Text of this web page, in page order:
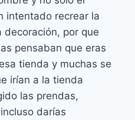
intentado recrear la
decoración, por que
pensaban que eras
tienda y muchas se
irían a la tienda
las prendas,
darías